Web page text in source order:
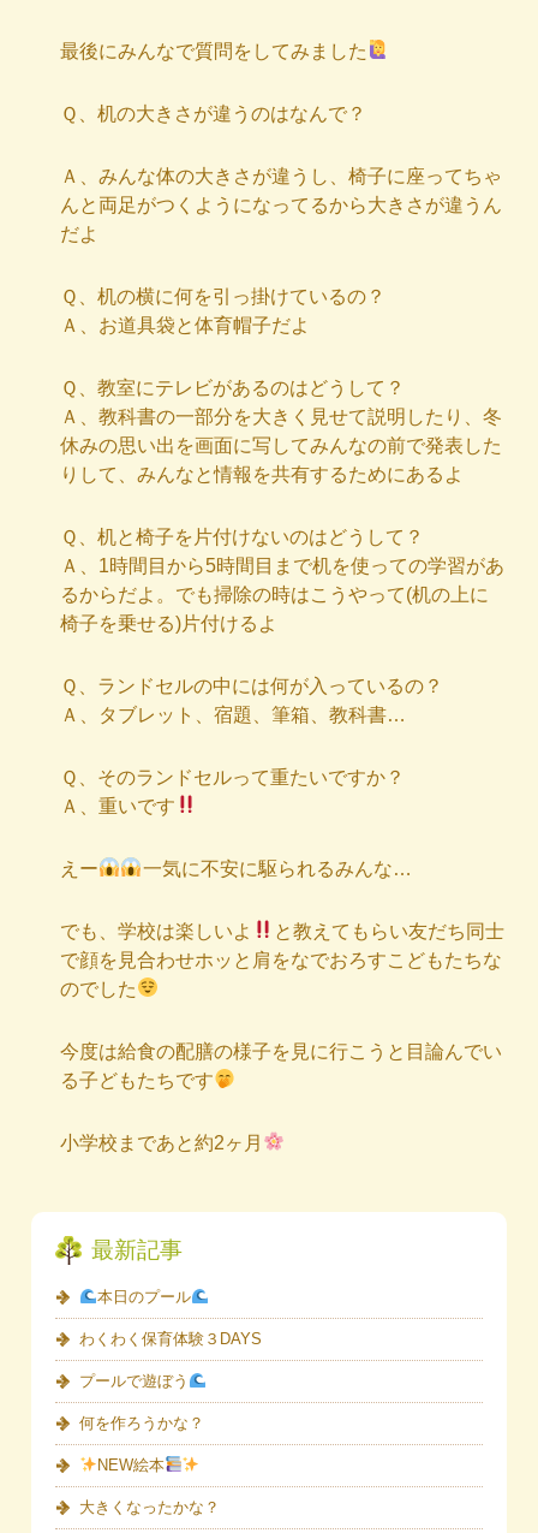
最後にみんなで質問をしてみました
Ｑ、机の大きさが違うのはなんで？
Ａ、みんな体の大きさが違うし、椅子に座ってちゃ
んと両足がつくようになってるから大きさが違うん
だよ
Ｑ、机の横に何を引っ掛けているの？
Ａ、お道具袋と体育帽子だよ
Ｑ、教室にテレビがあるのはどうして？
Ａ、教科書の一部分を大きく見せて説明したり、冬
休みの思い出を画面に写してみんなの前で発表した
りして、みんなと情報を共有するためにあるよ
Ｑ、机と椅子を片付けないのはどうして？
Ａ、1時間目から5時間目まで机を使っての学習があ
るからだよ。でも掃除の時はこうやって(机の上に
椅子を乗せる)片付けるよ
Ｑ、ランドセルの中には何が入っているの？
Ａ、タブレット、宿題、筆箱、教科書…
Ｑ、そのランドセルって重たいですか？
Ａ、重いです
えー 一気に不安に駆られるみんな…
でも、学校は楽しいよ
と教えてもらい友だち同士
で顔を見合わせホッと肩をなでおろすこどもたちな
のでした
今度は給食の配膳の様子を見に行こうと目論んでい
る子どもたちです
小学校まであと約2ヶ月
最新記事
本日のプール
わくわく保育体験３DAYS
プールで遊ぼう
何を作ろうかな？
NEW絵本
大きくなったかな？